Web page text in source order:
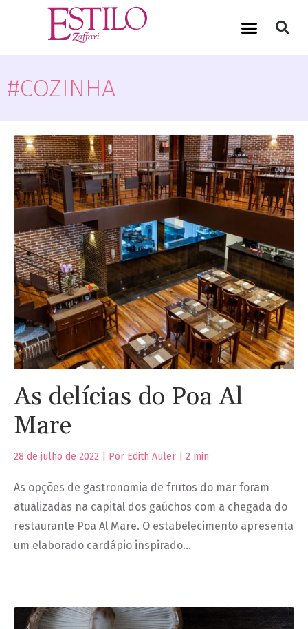
#COZINHA
As delícias do Poa Al
Mare
28 de julho de 2022 | Por Edith Auler | 2 min
As opções de gastronomia de frutos do mar foram
atualizadas na capital dos gaúchos com a chegada do
restaurante Poa Al Mare. O estabelecimento apresenta
um elaborado cardápio inspirado…